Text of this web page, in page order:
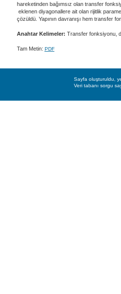
hareketinden bağımsız olan transfer
eklenen diyagonallere ait olan rijitlik
çözüldü. Yapının davranışı hem transfer
Anahtar Kelimeler: Transfer fonksiyonu,
Tam Metin: PDF
Sayfa oluşturuldu,
Veri tabanı sorgu